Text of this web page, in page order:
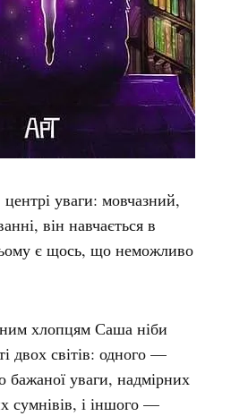
уваги: мовчазний,
він навчається в
є щось, що неможливо
хлопцям Саша ніби
двох світів: одного —
бажаної уваги, надмірних
сумнівів, і іншого —